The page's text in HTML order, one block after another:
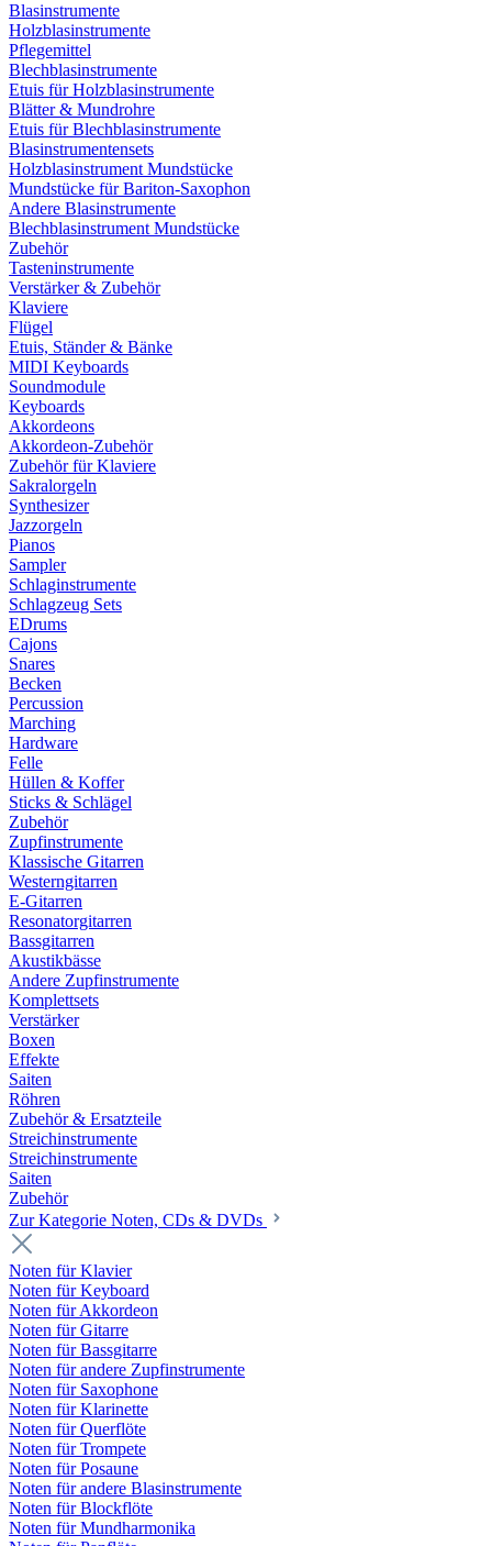
Blasinstrumente
Holzblasinstrumente
Pflegemittel
Blechblasinstrumente
Etuis für Holzblasinstrumente
Blätter & Mundrohre
Etuis für Blechblasinstrumente
Blasinstrumentensets
Holzblasinstrument Mundstücke
Mundstücke für Bariton-Saxophon
Andere Blasinstrumente
Blechblasinstrument Mundstücke
Zubehör
Tasteninstrumente
Verstärker & Zubehör
Klaviere
Flügel
Etuis, Ständer & Bänke
MIDI Keyboards
Soundmodule
Keyboards
Akkordeons
Akkordeon-Zubehör
Zubehör für Klaviere
Sakralorgeln
Synthesizer
Jazzorgeln
Pianos
Sampler
Schlaginstrumente
Schlagzeug Sets
EDrums
Cajons
Snares
Becken
Percussion
Marching
Hardware
Felle
Hüllen & Koffer
Sticks & Schlägel
Zubehör
Zupfinstrumente
Klassische Gitarren
Westerngitarren
E-Gitarren
Resonatorgitarren
Bassgitarren
Akustikbässe
Andere Zupfinstrumente
Komplettsets
Verstärker
Boxen
Effekte
Saiten
Röhren
Zubehör & Ersatzteile
Streichinstrumente
Streichinstrumente
Saiten
Zubehör
Zur Kategorie Noten, CDs & DVDs
Noten für Klavier
Noten für Keyboard
Noten für Akkordeon
Noten für Gitarre
Noten für Bassgitarre
Noten für andere Zupfinstrumente
Noten für Saxophone
Noten für Klarinette
Noten für Querflöte
Noten für Trompete
Noten für Posaune
Noten für andere Blasinstrumente
Noten für Blockflöte
Noten für Mundharmonika